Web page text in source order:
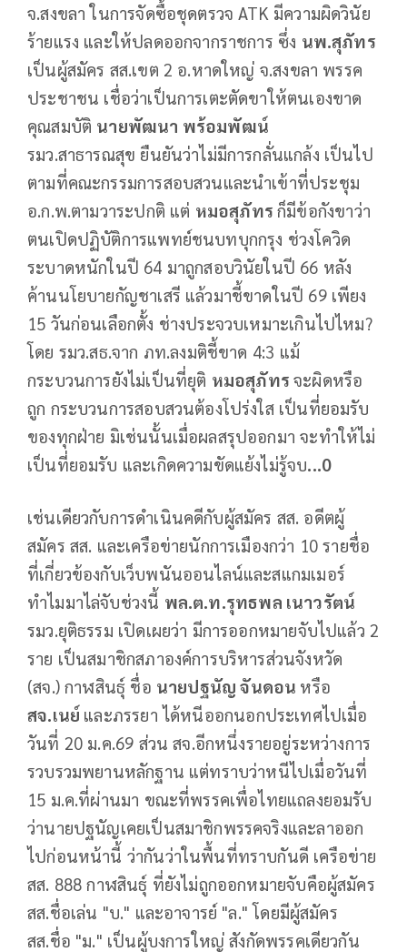
จ.สงขลา ในการจัดซื้อชุดตรวจ ATK มีความผิดวินัย
ร้ายแรง และให้ปลดออกจากราชการ ซึ่ง นพ.สุภัทร
เป็นผู้สมัคร สส.เขต 2 อ.หาดใหญ่ จ.สงขลา พรรค
ประชาชน เชื่อว่าเป็นการเตะตัดขาให้ตนเองขาด
คุณสมบัติ นายพัฒนา พร้อมพัฒน์
รมว.สาธารณสุข ยืนยันว่าไม่มีการกลั่นแกล้ง เป็นไป
ตามที่คณะกรรมการสอบสวนและนำเข้าที่ประชุม
อ.ก.พ.ตามวาระปกติ แต่ หมอสุภัทรก็มีข้อกังขาว่า
ตนเปิดปฏิบัติการแพทย์ชนบทบุกกรุง ช่วงโควิด
ระบาดหนักในปี 64 มาถูกสอบวินัยในปี 66 หลัง
ค้านนโยบายกัญชาเสรี แล้วมาชี้ขาดในปี 69 เพียง
15 วันก่อนเลือกตั้ง ช่างประจวบเหมาะเกินไปไหม?
โดย รมว.สธ.จาก ภท.ลงมติชี้ขาด 4:3 แม้
กระบวนการยังไม่เป็นที่ยุติ หมอสุภัทรจะผิดหรือ
ถูก กระบวนการสอบสวนต้องโปร่งใส เป็นที่ยอมรับ
ของทุกฝ่าย มิเช่นนั้นเมื่อผลสรุปออกมา จะทำให้ไม่
เป็นที่ยอมรับ และเกิดความขัดแย้งไม่รู้จบ...0
เช่นเดียวกับการดำเนินคดีกับผู้สมัคร สส. อดีตผู้
สมัคร สส. และเครือข่ายนักการเมืองกว่า 10 รายชื่อ
ที่เกี่ยวข้องกับเว็บพนันออนไลน์และสแกมเมอร์
ทำไมมาไล่จับช่วงนี้ พล.ต.ท.รุทธพล เนาวรัตน์
รมว.ยุติธรรม เปิดเผยว่า มีการออกหมายจับไปแล้ว 2
ราย เป็นสมาชิกสภาองค์การบริหารส่วนจังหวัด
(สจ.) กาฬสินธุ์ ชื่อ นายปฐนัญ จันดอน หรือ
สจ.เนย์ และภรรยา ได้หนีออกนอกประเทศไปเมื่อ
วันที่ 20 ม.ค.69 ส่วน สจ.อีกหนึ่งรายอยู่ระหว่างการ
รวบรวมพยานหลักฐาน แต่ทราบว่าหนีไปเมื่อวันที่
15 ม.ค.ที่ผ่านมา ขณะที่พรรคเพื่อไทยแถลงยอมรับ
ว่านายปฐนัญเคยเป็นสมาชิกพรรคจริงและลาออก
ไปก่อนหน้านี้ ว่ากันว่าในพื้นที่ทราบกันดี เครือข่าย
สส. 888 กาฬสินธุ์ ที่ยังไม่ถูกออกหมายจับคือผู้สมัคร
สส.ชื่อเล่น "บ." และอาจารย์ "ล." โดยมีผู้สมัคร
สส.ชื่อ "ม." เป็นผู้บงการใหญ่ สังกัดพรรคเดียวกัน